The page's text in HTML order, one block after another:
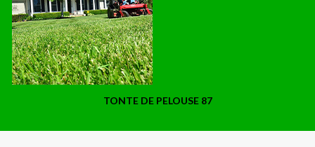
TONTE DE PELOUSE 87